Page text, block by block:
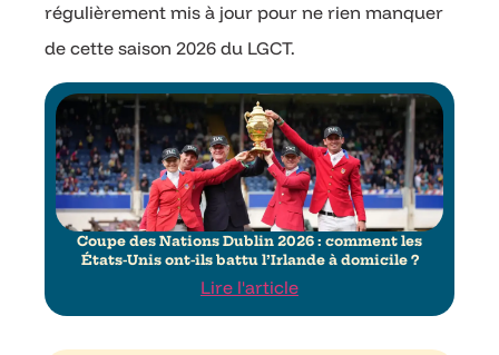
régulièrement mis à jour pour ne rien manquer
de cette saison 2026 du LGCT.
Coupe des Nations Dublin 2026 : comment les
États-Unis ont-ils battu l’Irlande à domicile ?
Lire l'article